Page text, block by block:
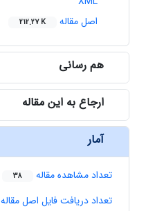
اصل مقاله
212.27 K
هم رسانی
ارجاع به این مقاله
آمار
تعداد مشاهده مقاله 38
تعداد دریافت فایل اصل مقاله